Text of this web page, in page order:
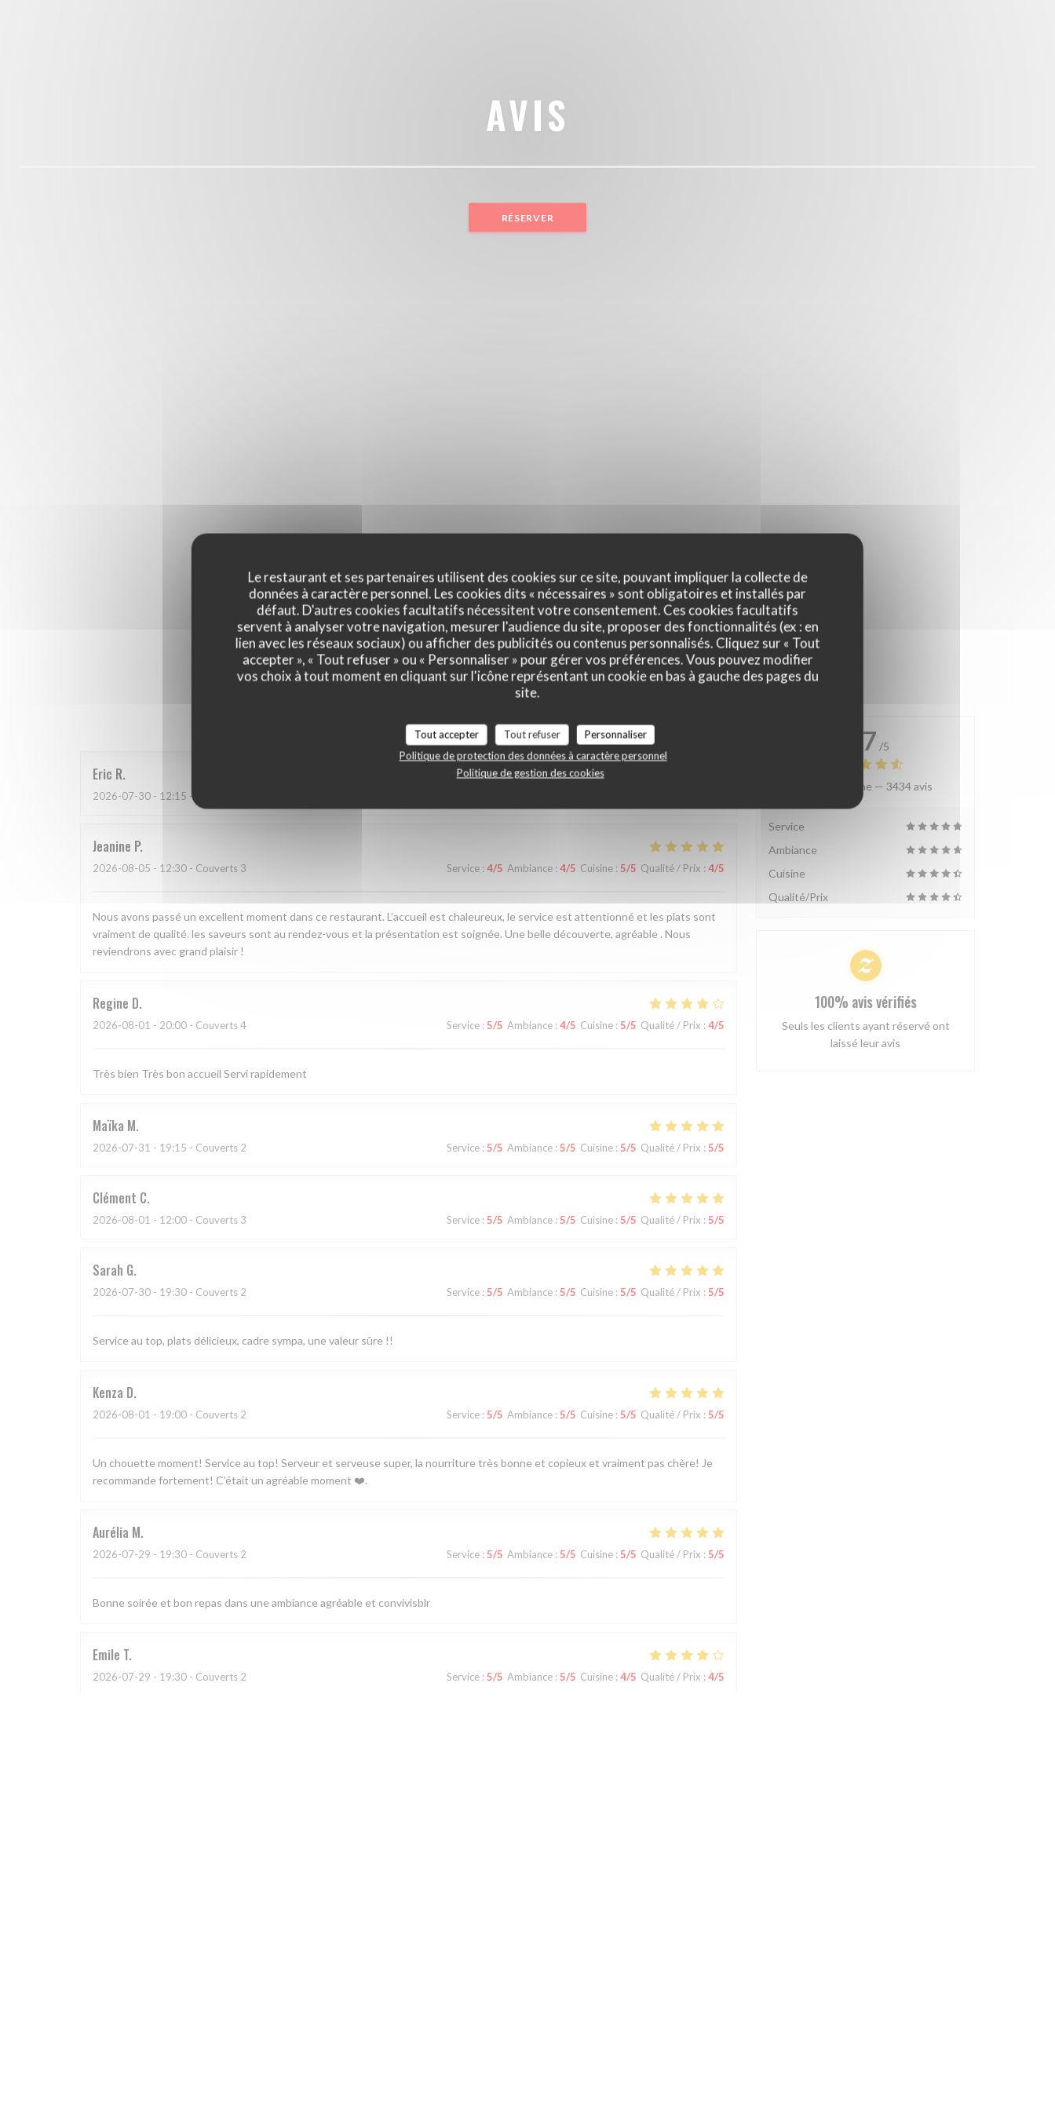
Le restaurant et ses partenaires utilisent des cookies sur ce site, pouvant impliquer la collecte de
données à caractère personnel. Les cookies dits « nécessaires » sont obligatoires et installés par
défaut. D'autres cookies facultatifs nécessitent votre consentement. Ces cookies facultatifs
servent à analyser votre navigation, mesurer l'audience du site, proposer des fonctionnalités (ex : en
lien avec les réseaux sociaux) ou afficher des publicités ou contenus personnalisés. Cliquez sur « Tout
accepter », « Tout refuser » ou « Personnaliser » pour gérer vos préférences. Vous pouvez modifier
vos choix à tout moment en cliquant sur l'icône représentant un cookie en bas à gauche des pages du
site.
Tout accepter Tout refuser
Personnaliser
Politique de protection des données à caractère personnel
Politique de gestion des cookies
AVIS
RÉSERVER
Les avis de nos clients
Eric R
2026-07-30 - 12:15 - Couverts 2
Jeanine P
2026-08-05 - 12:30 - Couverts 3 Service : 4/5 Ambiance : 4/5 Cuisine : 5/5 Qualité / Prix : 4/5
Nous avons passé un excellent moment dans ce restaurant. L’accueil est chaleureux, le service est attentionné et les plats sont
vraiment de qualité. les saveurs sont au rendez-vous et la présentation est soignée. Une belle découverte, agréable . Nous
reviendrons avec grand plaisir !
Regine D
2026-08-01 - 20:00 - Couverts 4 Service :5/5 Ambiance : 4/5 Cuisine :5/5 Qualité / Prix :4/5
Très bien Très bon accueil Servi rapidement
Maïka M
2026-07-31 - 19:15 - Couverts 2 Service : 5/5 Ambiance : 5/5 Cuisine : 5/5 Qualité / Prix : 5/5
Clément C
2026-08-01 - 12:00 - Couverts 3 Service : 5/5 Ambiance : 5/5 Cuisine : 5/5 Qualité / Prix : 5/5
Sarah G
2026-07-30 - 19:30 - Couverts 2 Service : 5/5 Ambiance : 5/5 Cuisine : 5/5 Qualité / Prix : 5/5
Service au top, plats délicieux, cadre sympa, une valeur sûre !!
Kenza D
2026-08-01 - 19:00 - Couverts 2 Service : 5/5 Ambiance : 5/5 Cuisine : 5/5 Qualité / Prix : 5/5
Un chouette moment! Service au top! Serveur et serveuse super, la nourriture très bonne et copieux et vraiment pas chère! Je
recommande fortement! C’était un agréable moment ❤️.
Aurélia M
2026-07-29 - 19:30 - Couverts 2 Service : 5/5 Ambiance : 5/5 Cuisine : 5/5 Qualité / Prix : 5/5
Bonne soirée et bon repas dans une ambiance agréable et convivisblr
Emile T
2026-07-29 - 19:30 - Couverts 2 Service : 5/5 Ambiance : 5/5 Cuisine : 4/5 Qualité / Prix : 4/5
4.7 /5
Note moyenne — 3434 avis
Service
Ambiance
Cuisine
Qualité/Prix
100% avis vérifiés
Seuls les clients ayant réservé ont
laissé leur avis